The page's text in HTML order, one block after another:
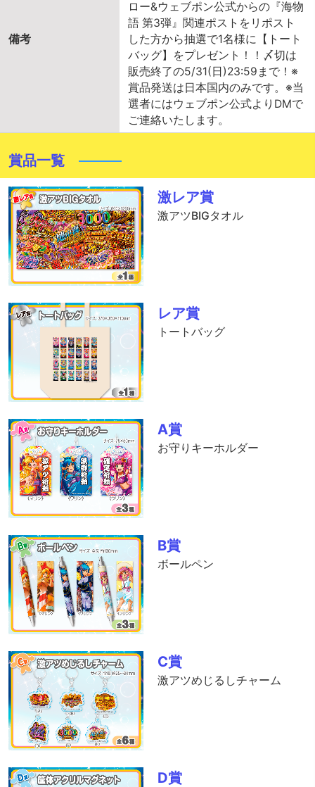
備考
ロー&ウェブポン公式からの『海物
語 第3弾』関連ポストをリポスト
した方から抽選で1名様に【トート
バッグ】をプレゼント！！〆切は
販売終了の5/31(日)23:59まで！※
賞品発送は日本国内のみです。※当
選者にはウェブポン公式よりDMで
ご連絡いたします。
賞品一覧
激レア賞
激アツBIGタオル
レア賞
トートバッグ
A賞
お守りキーホルダー
B賞
ボールペン
C賞
激アツめじるしチャーム
D賞